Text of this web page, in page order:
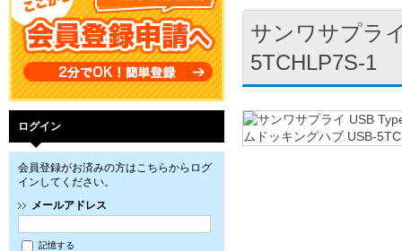
ログイン
会員登録がお済みの方はこちらからログ
インしてください。
メールアドレス
記憶する
サンワサプラ
5TCHLP7S-1